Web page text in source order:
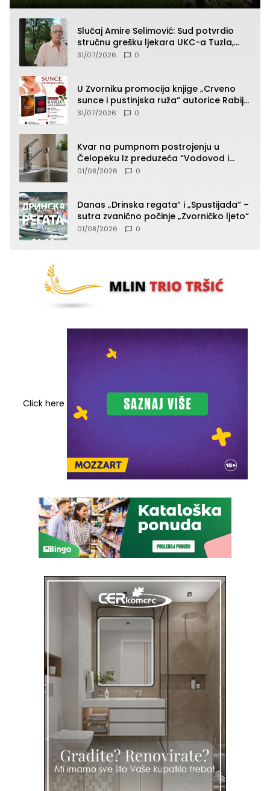
Slučaj Amire Selimović: Sud potvrdio
stručnu grešku ljekara UKC-a Tuzla,
presudan dokaz ostala obdukcija
31/07/2026 0
U Zvorniku promocija knjige „Crveno
sunce i pustinjska ruža“ autorice Rabije
Avdić-Hamidović
31/07/2026 0
Kvar na pumpnom postrojenju u
Čelopeku Iz preduzeća “Vodovod i
komunalije”
01/08/2026 0
Danas „Drinska regata“ i „Spustijada“ –
sutra zvanično počinje „Zvorničko ljeto“
01/08/2026 0
Click here